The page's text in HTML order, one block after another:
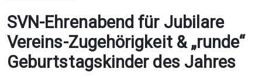
SVN-Ehrenabend für Jubilare
Vereins-Zugehörigkeit & „runde“
Geburtstagskinder des Jahres